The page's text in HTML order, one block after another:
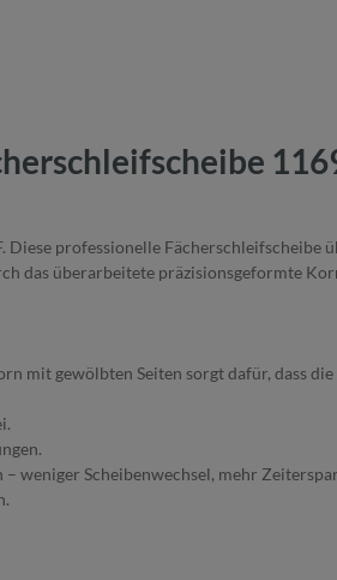
professionelle Fächerschleifscheibe
das überarbeitete präzisionsgeformte
mit gewölbten Seiten sorgt dafür, dass
weniger Scheibenwechsel, mehr